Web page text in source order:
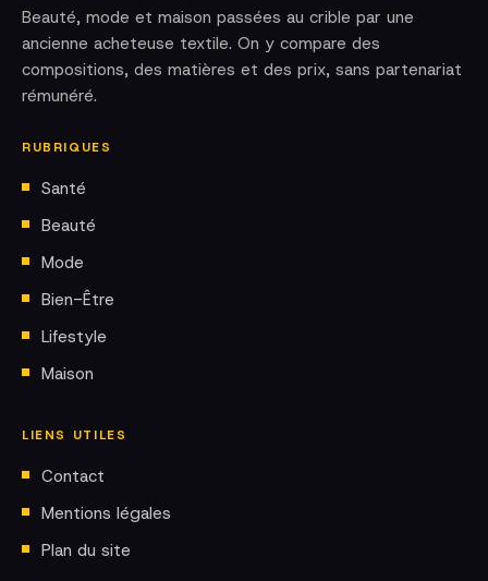
Beauté, mode et maison passées au crible par une
ancienne acheteuse textile. On y compare des
compositions, des matières et des prix, sans partenariat
rémunéré.
RUBRIQUES
Santé
Beauté
Mode
Bien-Être
Lifestyle
Maison
LIENS UTILES
Contact
Mentions légales
Plan du site